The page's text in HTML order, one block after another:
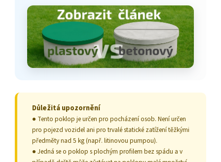
Důležitá upozornění
● Tento poklop je určen pro pocházení osob. Není určen
pro pojezd vozidel ani pro trvalé statické zatížení těžkými
předměty nad 5 kg (např. litinovou pumpou).
● Jedná se o poklop s plochým profilem bez spádu a v